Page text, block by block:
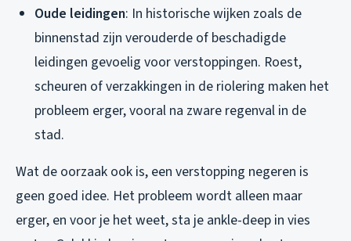
Oude leidingen: In historische wijken zoals de
binnenstad zijn verouderde of beschadigde
leidingen gevoelig voor verstoppingen. Roest,
scheuren of verzakkingen in de riolering maken het
probleem erger, vooral na zware regenval in de
stad.
Wat de oorzaak ook is, een verstopping negeren is
geen goed idee. Het probleem wordt alleen maar
erger, en voor je het weet, sta je ankle-deep in vies